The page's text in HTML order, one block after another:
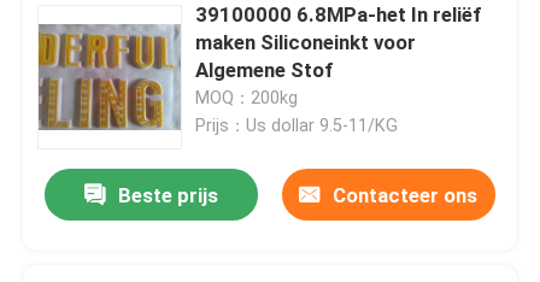
39100000 6.8MPa-het In reliëf
maken Siliconeinkt voor
Algemene Stof
MOQ：200kg
Prijs：Us dollar 9.5-11/KG
Beste prijs Contacteer ons